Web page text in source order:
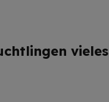
vieles